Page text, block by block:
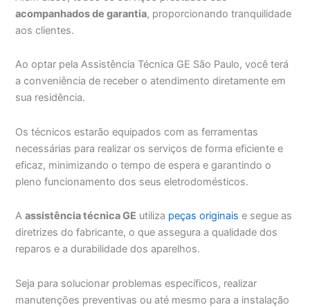
acompanhados de garantia, proporcionando tranquilidade
aos clientes.
Ao optar pela Assistência Técnica GE São Paulo, você terá
a conveniência de receber o atendimento diretamente em
sua residência.
Os técnicos estarão equipados com as ferramentas
necessárias para realizar os serviços de forma eficiente e
eficaz, minimizando o tempo de espera e garantindo o
pleno funcionamento dos seus eletrodomésticos.
Aassistência técnica GE utiliza peças originais e segue as
diretrizes do fabricante, o que assegura a qualidade dos
reparos e a durabilidade dos aparelhos.
Seja para solucionar problemas específicos, realizar
manutenções preventivas ou até mesmo para a instalação